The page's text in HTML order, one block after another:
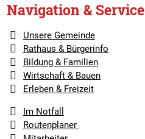
Navigation & Service
Unsere Gemeinde
Rathaus & Bürgerinfo
Bildung & Familien
Wirtschaft & Bauen
Erleben & Freizeit
Im Notfall
Routenplaner